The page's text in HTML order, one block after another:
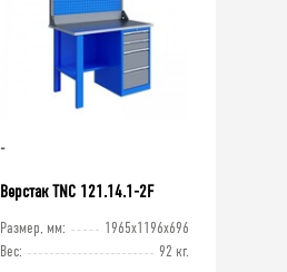
-
Верстак TNC 121.14.1-2F
Размер, мм:
1965x1196x696
Вес:
92 кг.